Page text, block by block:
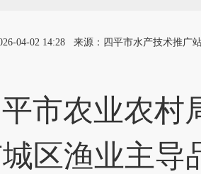
04-02 14:28 来源：四平市水产技术推广
平市农业农村
区渔业主导